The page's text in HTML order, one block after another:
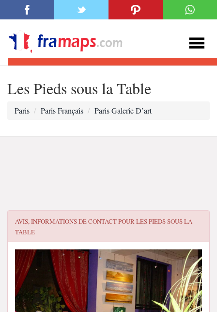
Les Pieds sous la Table
Paris Pari̇s Françai̇s Pari̇s Galeri̇e D’art
AVIS, INFORMATIONS DE CONTACT POURLES PIEDS SOUS LA
TABLE